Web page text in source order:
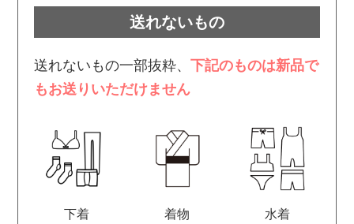
送れないもの
送れないもの一部抜粋、下記のものは新品で
もお送りいただけません
下着 着物 水着